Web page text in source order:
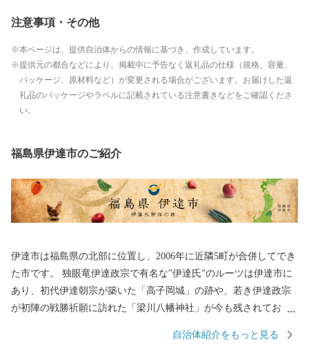
注意事項・その他
本ページは、提供自治体からの情報に基づき、作成しています。
提供元の都合などにより、掲載中に予告なく返礼品の仕様（規格、容量、
パッケージ、原材料など）が変更される場合がございます。お届けした返
礼品のパッケージやラベルに記載されている注意書きなどをご確認くださ
い。
福島県伊達市のご紹介
伊達市は福島県の北部に位置し、2006年に近隣5町が合併してでき
た市です。 独眼竜伊達政宗で有名な”伊達氏”のルーツは伊達市に
あり、初代伊達朝宗が築いた「高子岡城」の跡や、若き伊達政宗
が初陣の戦勝祈願に訪れた「梁川八幡神社」が今も残されてお
高低差がある盆地特有の地形で、果物がおいしく育ち、現在は名
自治体紹介をもっと見る